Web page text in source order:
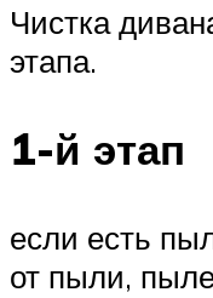
Чистка
этапа.
1-й этап
если есть
от пыли,